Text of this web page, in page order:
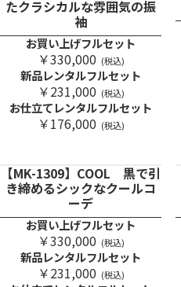
たクラシカルな雰囲気の振
袖
お買い上げフルセット
￥330,000 (税込)
新品レンタルフルセット
￥231,000 (税込)
お仕立てレンタルフルセット
￥176,000 (税込)
【MK-1309】COOL 黒で引
き締めるシックなクールコ
ーデ
お買い上げフルセット
￥330,000 (税込)
新品レンタルフルセット
￥231,000 (税込)